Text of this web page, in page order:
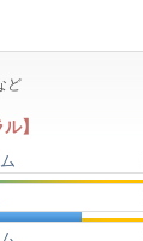
ど
】